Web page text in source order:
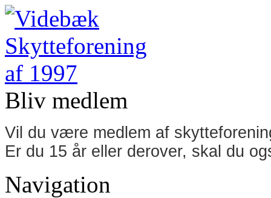
Bliv medlem
Vil du være medlem af
Er du 15 år eller derover, skal du
Navigation